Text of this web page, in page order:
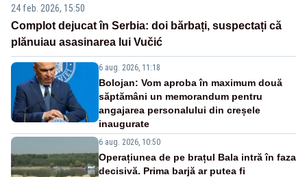
24 feb. 2026, 15:50
Complot dejucat în Serbia: doi bărbați, suspectați că
plănuiau asasinarea lui Vučić
6 aug. 2026, 11:18
Bolojan: Vom aproba în maximum două
săptămâni un memorandum pentru
angajarea personalului din creșele
inaugurate
6 aug. 2026, 10:50
Operațiunea de pe brațul Bala intră în faza
decisivă. Prima barjă ar putea fi